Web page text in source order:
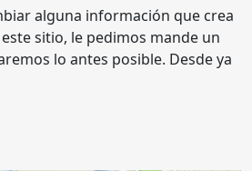
alguna información que crea
sitio, le pedimos mande un
lo antes posible. Desde ya